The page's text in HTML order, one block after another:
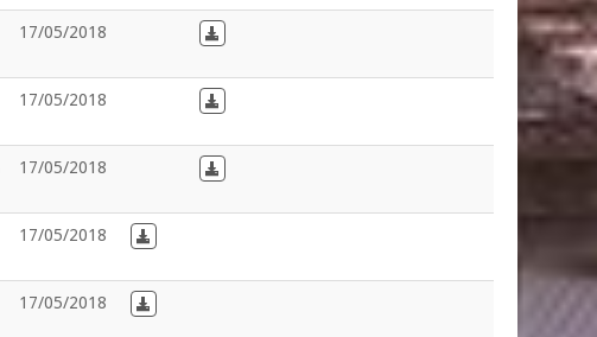
17/05/2018 Download in Dutch
17/05/2018 Download in Dutch
17/05/2018 Download in Dutch
17/05/2018 Download in French
17/05/2018 Download in French